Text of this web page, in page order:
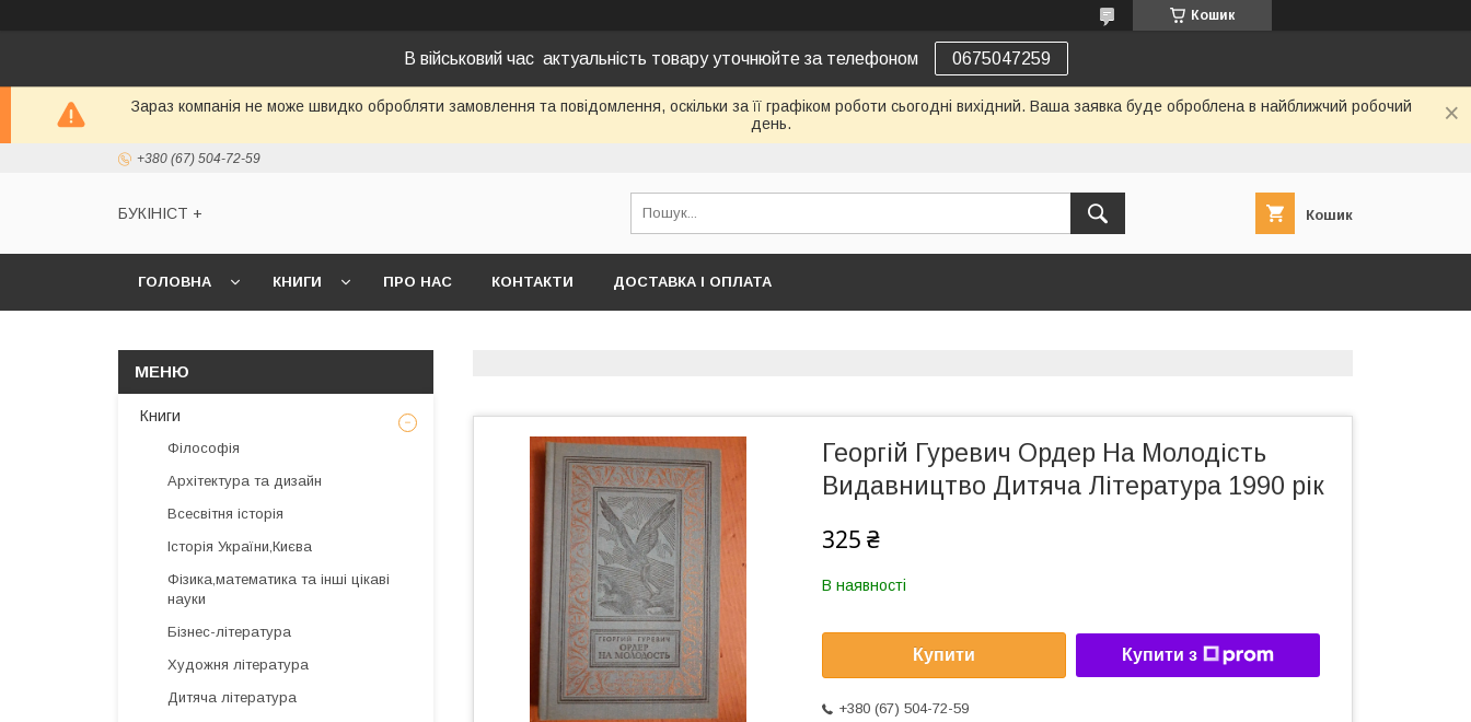
Кошик
В військовий час актуальність товару уточнюйте за телефоном 0675047259
Зараз компанія не може швидко обробляти замовлення та повідомлення, оскільки за її графіком роботи сьогодні вихідний. Ваша заявка буде оброблена в найближчий робочий
день.
+380 (67) 504-72-59
БУКІНІСТ + Кошик
ГОЛОВНА КНИГИ ПРО НАС КОНТАКТИ ДОСТАВКА І ОПЛАТА
Георгій Гуревич Ордер На Молодість
Видавництво Дитяча Література 1990 рік
325 ₴
В наявності
Купити Купити з
+380 (67) 504-72-59
Книги
Філософія
Архітектура та дизайн
Всесвітня історія
Історія України,Києва
Фізика,математика та інші цікаві
науки
Бізнес-література
Художня література
Дитяча література